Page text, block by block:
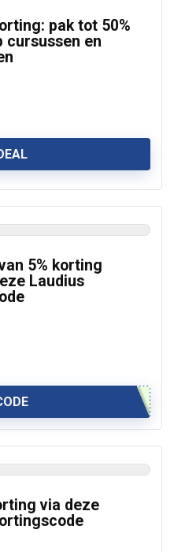
pak tot 50%
cursussen en
5% korting
Laudius
via deze